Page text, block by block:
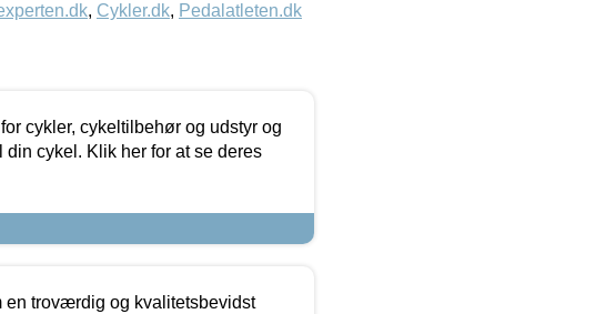
, Cykler.dk, Pedalatleten.dk
cykler, cykeltilbehør og udstyr og
cykel. Klik her for at se deres
en troværdig og kvalitetsbevidst